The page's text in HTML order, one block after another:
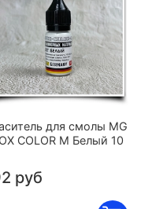
для смолы MG
COLOR M Белый 10
руб